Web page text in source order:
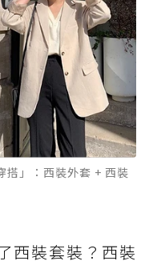
搭」：西裝外套 + 西裝
西裝套裝？西裝